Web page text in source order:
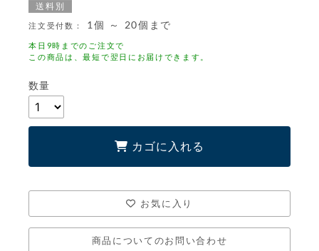
送料別
注文受付数： 1個 ～ 20個まで
本日9時までのご注文で
この商品は、最短で翌日にお届けできます。
数量
カゴに入れる
お気に入り
商品についてのお問い合わせ